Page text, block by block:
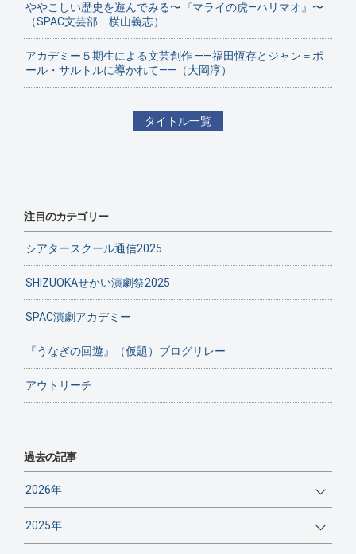
ややこしい歴史を遊んでみる〜『マライの虎—ハリマオ』〜
（SPAC文芸部 横山義志）
アカデミー５期生による文芸創作 ——福田恆存とジャン＝ポ
ール・サルトルに導かれて——（大岡淳）
タイトル一覧
注目のカテゴリー
シアタースクール通信2025
SHIZUOKAせかい演劇祭2025
SPAC演劇アカデミー
『うなぎの回遊』（仮題）ブログリレー
アウトリーチ
過去の記事
2026年
2025年